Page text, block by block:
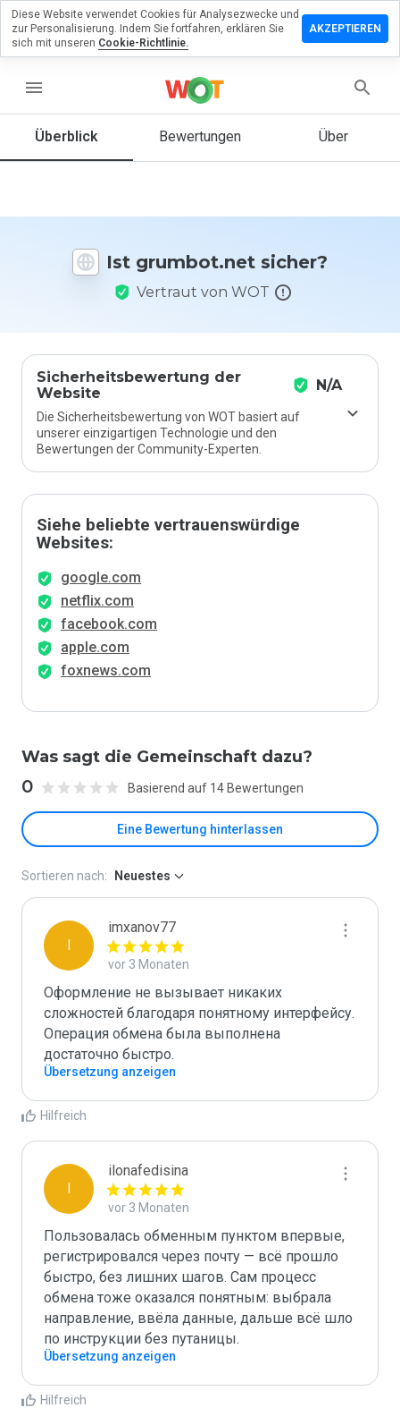
menu
Überblick Bewertungen Über
Ist grumbot.net sicher?
Vertraut von WOT
Sicherheitsbewertung der
Website
N/A
Die Sicherheitsbewertung von WOT basiert auf
unserer einzigartigen Technologie und den
Bewertungen der Community-Experten.
Siehe beliebte vertrauenswürdige
Websites:
google.com
netflix.com
facebook.com
apple.com
foxnews.com
Was sagt die Gemeinschaft dazu?
0 Basierend auf 14 Bewertungen
Eine Bewertung hinterlassen
eine
würden
Skala von
Sortieren nach: Neuestes
I
imxanov77
vor 3 Monaten
Оформление не вызывает никаких
сложностей благодаря понятному интерфейсу.
Операция обмена была выполнена
достаточно быстро.
Übersetzung anzeigen
Hilfreich
I
ilonafedisina
vor 3 Monaten
Пользовалась обменным пунктом впервые,
регистрировался через почту — всё прошло
быстро, без лишних шагов. Сам процесс
обмена тоже оказался понятным: выбрала
направление, ввёла данные, дальше всё шло
по инструкции без путаницы.
Übersetzung anzeigen
Hilfreich
Diese Website verwendet Cookies für Analysezwecke und
zur Personalisierung. Indem Sie fortfahren, erklären Sie
sich mit unseren Cookie-Richtlinie.
AKZEPTIEREN